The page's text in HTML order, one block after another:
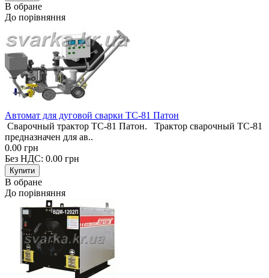
В обране
До порівняння
Автомат для дуговой сварки ТС-81 Патон
Сварочный трактор ТС-81 Патон. Трактор сварочный ТС-81
предназначен для ав..
0.00 грн
Без НДС: 0.00 грн
В обране
До порівняння